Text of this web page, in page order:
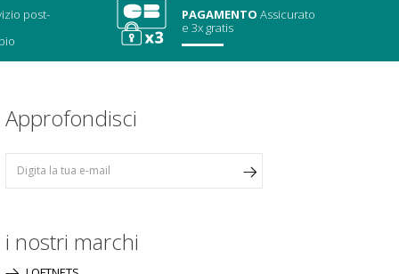
post-
PAGAMENTO Assicurato
e 3x gratis
Approfondisci
i nostri marchi